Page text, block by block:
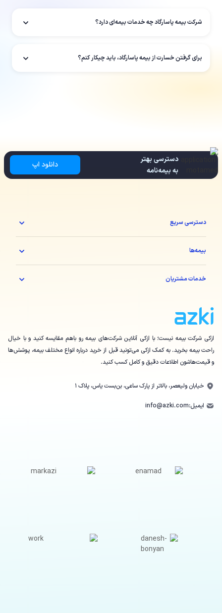
شرکت بیمه پاسارگاد چه خدمات بیمه‌ای دارد؟
برای گرفتن خسارت از بیمه پاسارگاد، باید چیکار کنم؟
دسترسی بهتر
به بیمه‌نامه
دانلود اپ
ازکی شرکت بیمه نیست؛ با ازکی آنلاین شرکت‌های بیمه رو باهم مقایسه کنید و با خیال
راحت بیمه بخرید. به کمک ازکی می‌تونید قبل از خرید درباره انواع مختلف بیمه، پوشش‌ها
و قیمت‌هاشون اطلاعات دقیق و کامل کسب کنید.
خیابان ولیعصر، بالاتر از پارک ساعی، بن‌بست یاس، پلاک ۱
ایمیل:info@azki.com
دسترسی سریع
بیمه‌ها
خدمات مشتریان